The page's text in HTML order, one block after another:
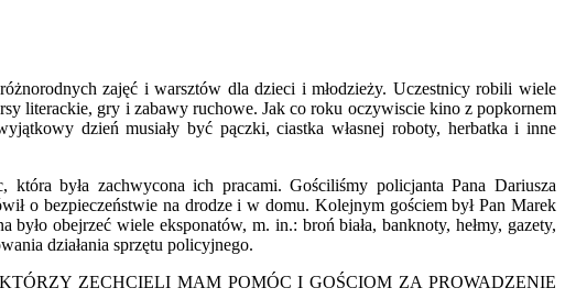
zajęć i warsztów dla dzieci i młodzieży. Uczestnicy robili wiele
literackie, gry i zabawy ruchowe. Jak co roku oczywiscie kino z popkornem
dzień musiały być pączki, ciastka własnej roboty, herbatka i inne
była zachwycona ich pracami. Gościliśmy policjanta Pana Dariusza
o bezpieczeństwie na drodze i w domu. Kolejnym gościem był Pan Marek
obejrzeć wiele eksponatów, m. in.: broń biała, banknoty, hełmy, gazety,
działania sprzętu policyjnego.
ZECHCIELI MAM POMÓC I GOŚCIOM ZA PROWADZENIE